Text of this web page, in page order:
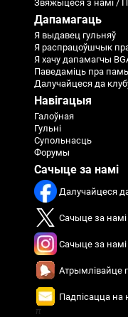
Звяжыцеся з намі /
Дапамагаць
Я выдавец гульняў
Я распрацоўшчык
Я хачу дапамагчы
Паведаміць пра
Далучайцеся да
Навігацыя
Галоўная
Гульні
Супольнасць
Форумы
Сачыце за намі
Далучайцеся
Сачыце за намі
Сачыце за намі
Атрымлівайце
Падпісацца на
π